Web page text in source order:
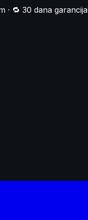
· 🔁 30 dana garancija